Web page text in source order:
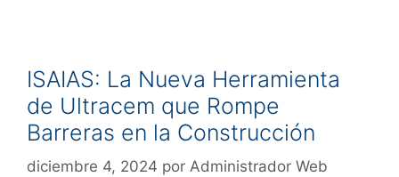
ISAIAS: La Nueva Herramienta
de Ultracem que Rompe
Barreras en la Construcción
diciembre 4, 2024 por Administrador Web